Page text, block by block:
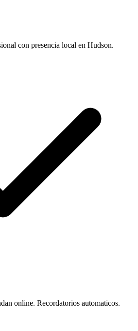
con presencia local en Hudson.
online. Recordatorios automaticos.